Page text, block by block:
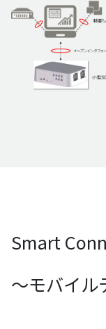
Smart
～モバイル